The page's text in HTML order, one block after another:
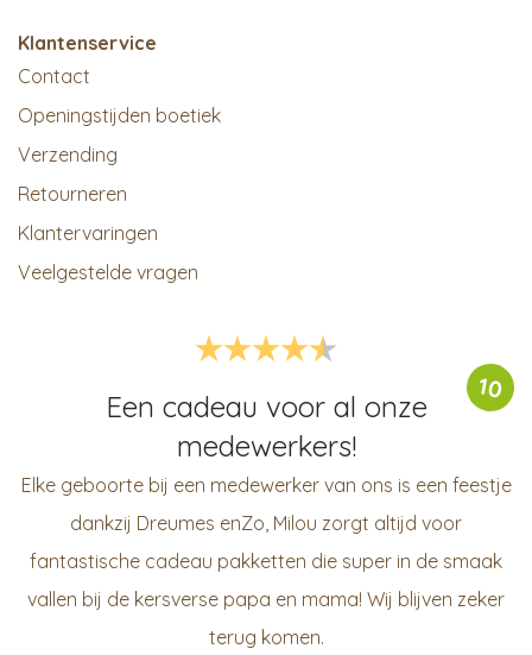
Klantenservice
Contact
Openingstijden boetiek
Verzending
Retourneren
Klantervaringen
Veelgestelde vragen
10
Een cadeau voor al onze
medewerkers!
Elke geboorte bij een medewerker van ons is een feestje
dankzij Dreumes enZo, Milou zorgt altijd voor
fantastische cadeau pakketten die super in de smaak
vallen bij de kersverse papa en mama! Wij blijven zeker
terug komen.